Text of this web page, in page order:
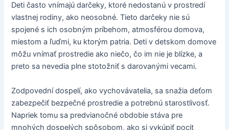
Deti často vnímajú darčeky, ktoré nedostanú v prostredí
vlastnej rodiny, ako neosobné. Tieto darčeky nie sú
spojené s ich osobným príbehom, atmosférou domova,
miestom a ľuďmi, ku ktorým patria. Deti v detskom domove
môžu vnímať prostredie ako niečo, čo im nie je blízke, a
preto sa nevedia plne stotožniť s darovanými vecami.
Zodpovední dospelí, ako vychovávatelia, sa snažia deťom
zabezpečiť bezpečné prostredie a potrebnú starostlivosť.
Napriek tomu sa predvianočné obdobie stáva pre
mnohých dospelých spôsobom, ako si vykúpiť pocit